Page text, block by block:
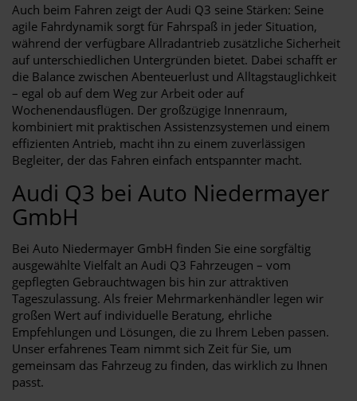
Auch beim Fahren zeigt der Audi Q3 seine Stärken: Seine
agile Fahrdynamik sorgt für Fahrspaß in jeder Situation,
während der verfügbare Allradantrieb zusätzliche Sicherheit
auf unterschiedlichen Untergründen bietet. Dabei schafft er
die Balance zwischen Abenteuerlust und Alltagstauglichkeit
– egal ob auf dem Weg zur Arbeit oder auf
Wochenendausflügen. Der großzügige Innenraum,
kombiniert mit praktischen Assistenzsystemen und einem
effizienten Antrieb, macht ihn zu einem zuverlässigen
Begleiter, der das Fahren einfach entspannter macht.
Audi Q3 bei Auto Niedermayer
GmbH
Bei Auto Niedermayer GmbH finden Sie eine sorgfältig
ausgewählte Vielfalt an Audi Q3 Fahrzeugen – vom
gepflegten Gebrauchtwagen bis hin zur attraktiven
Tageszulassung. Als freier Mehrmarkenhändler legen wir
großen Wert auf individuelle Beratung, ehrliche
Empfehlungen und Lösungen, die zu Ihrem Leben passen.
Unser erfahrenes Team nimmt sich Zeit für Sie, um
gemeinsam das Fahrzeug zu finden, das wirklich zu Ihnen
passt.